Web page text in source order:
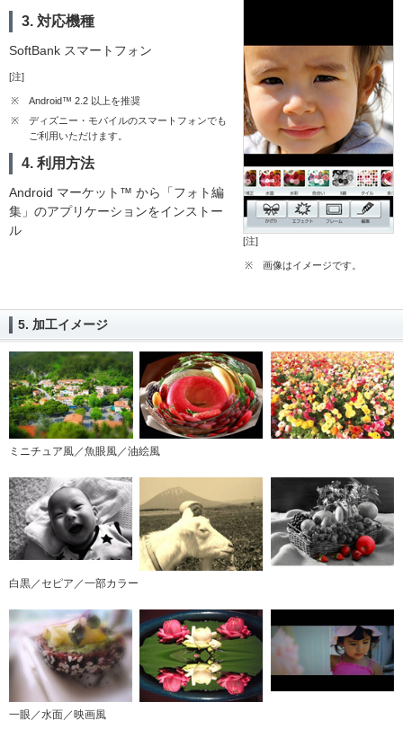
[注]
※ 画像はイメージです。
3. 対応機種
SoftBank スマートフォン
[注]
※
Android™ 2.2 以上を推奨
※
ディズニー・モバイルのスマートフォンでも
ご利用いただけます。
4. 利用方法
Android マーケット™ から「フォト編
集」のアプリケーションをインストー
ル
5. 加工イメージ
ミニチュア風／魚眼風／油絵風
白黒／セピア／一部カラー
一眼／水面／映画風